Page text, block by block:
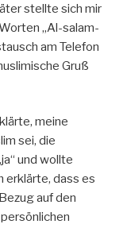
stellte sich mir
„Al-salam-
am Telefon
Gruß
meine
sei, die
und wollte
erklärte, dass es
auf den